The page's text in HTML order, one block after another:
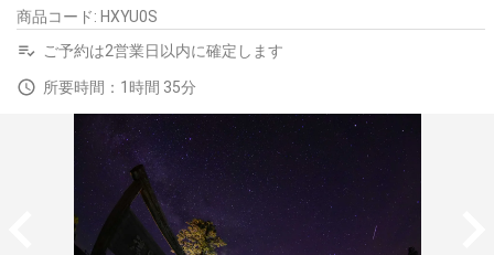
商品コード: HXYU0S
ご予約は2営業日以内に確定します
所要時間：1時間 35分